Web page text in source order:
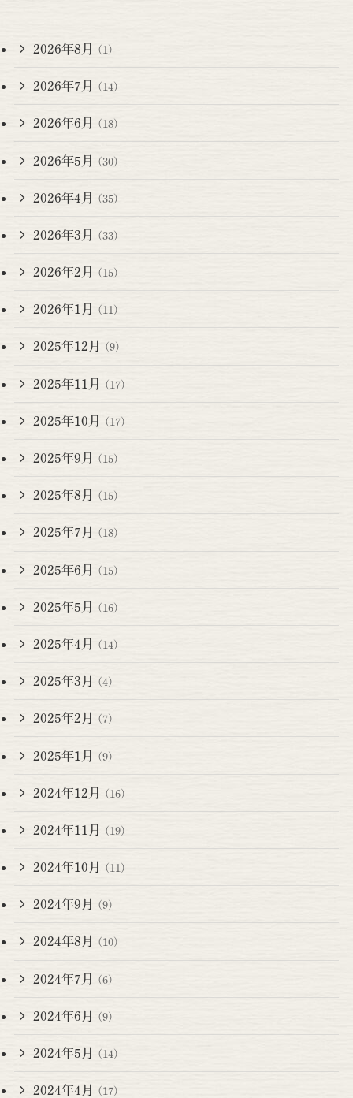
2026年8月 (1)
2026年7月 (14)
2026年6月 (18)
2026年5月 (30)
2026年4月 (35)
2026年3月 (33)
2026年2月 (15)
2026年1月 (11)
2025年12月 (9)
2025年11月 (17)
2025年10月 (17)
2025年9月 (15)
2025年8月 (15)
2025年7月 (18)
2025年6月 (15)
2025年5月 (16)
2025年4月 (14)
2025年3月 (4)
2025年2月 (7)
2025年1月 (9)
2024年12月 (16)
2024年11月 (19)
2024年10月 (11)
2024年9月 (9)
2024年8月 (10)
2024年7月 (6)
2024年6月 (9)
2024年5月 (14)
2024年4月 (17)